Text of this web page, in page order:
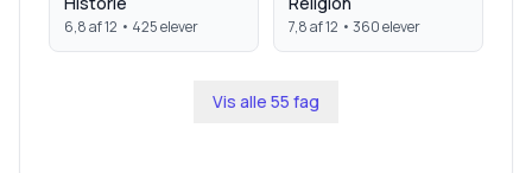
6,8af 12 • 425elever 7,8af 12 • 360elever
Vis alle 55 fag